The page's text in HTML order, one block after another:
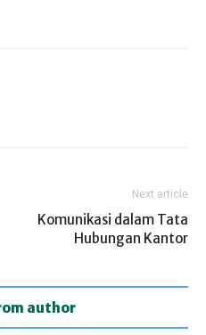
Next article
Komunikasi dalam Tata
Hubungan Kantor
author